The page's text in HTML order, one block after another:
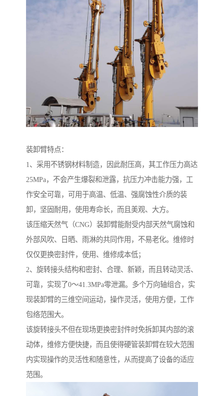
装卸臂特点：
1、采用不锈钢材料制造，因此耐压高，其工作压力高达
25MPa，不会产生爆裂和泄露，抗压力冲击能力强，工
作安全可靠，可用于高温、低温、强腐蚀性介质的装
卸，坚固耐用，使用寿命长，而且美观、大方。
该压缩天然气（CNG）装卸臂能耐受内部天然气腐蚀和
外部风吹、日晒、雨淋的共同作用，不易老化。维修时
仅仅更换密封件，使用、维修成本低；
2、旋转接头结构和密封、合理、新颖，而且转动灵活、
可靠，实现了0～41.3MPa零泄漏。多个万向轴组合，实
现装卸臂的三维空间运动，操作灵活，使用方便，工作
包络范围大。
该旋转接头不但在现场更换密封件时免拆卸其内部的滚
动体，维修方便快捷，而且使得硬管装卸臂在较大范围
内实现操作的灵活性和随意性，从而提高了设备的适应
范围。